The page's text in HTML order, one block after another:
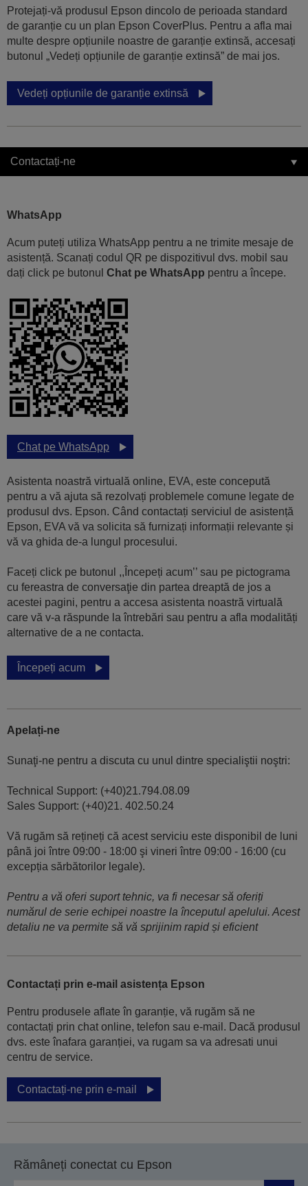
Protejați-vă produsul Epson dincolo de perioada standard
de garanție cu un plan Epson CoverPlus. Pentru a afla mai
multe despre opțiunile noastre de garanție extinsă, accesați
butonul „Vedeți opțiunile de garanție extinsă” de mai jos.
Vedeți opțiunile de garanție extinsă
Contactați-ne
WhatsApp
Acum puteți utiliza WhatsApp pentru a ne trimite mesaje de
asistență. Scanați codul QR pe dispozitivul dvs. mobil sau
dați click pe butonul Chat pe WhatsApp pentru a începe.
Chat pe WhatsApp
Asistenta noastră virtuală online, EVA, este concepută
pentru a vă ajuta să rezolvați problemele comune legate de
produsul dvs. Epson. Când contactați serviciul de asistență
Epson, EVA vă va solicita să furnizați informații relevante și
vă va ghida de-a lungul procesului.
Faceți click pe butonul ,,Începeți acum’’ sau pe pictograma
cu fereastra de conversaţie din partea dreaptă de jos a
acestei pagini, pentru a accesa asistenta noastră virtuală
care vă v-a răspunde la întrebări sau pentru a afla modalități
alternative de a ne contacta.
Începeți acum
Apelați-ne
Sunaţi-ne pentru a discuta cu unul dintre specialiştii noştri:
Technical Support: (+40)21.794.08.09
Sales Support: (+40)21. 402.50.24
Vă rugăm să rețineți că acest serviciu este disponibil de luni
până joi între 09:00 - 18:00 şi vineri între 09:00 - 16:00 (cu
excepția sărbătorilor legale).
Pentru a vă oferi suport tehnic, va fi necesar să oferiți
numărul de serie echipei noastre la începutul apelului. Acest
detaliu ne va permite să vă sprijinim rapid și eficient
Contactați prin e-mail asistența Epson
Pentru produsele aflate în garanție, vă rugăm să ne
contactați prin chat online, telefon sau e-mail. Dacă produsul
dvs. este înafara garanției, va rugam sa va adresati unui
centru de service.
Contactați-ne prin e-mail
Rămâneți conectat cu Epson